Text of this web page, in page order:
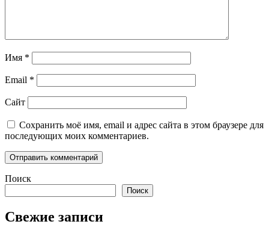
Имя *
Email *
Сайт
Сохранить моё имя, email и адрес сайта в этом браузере для
последующих моих комментариев.
Поиск
Поиск
Свежие записи